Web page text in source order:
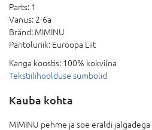
Parts: 1
Vanus: 2-6a
Bränd: MIMINU
Päritoluriik: Euroopa Liit
Kanga koostis: 100% kokvilna
Tekstiilihoolduse sümbolid
Kauba kohta
MIMINU pehme ja soe eraldi